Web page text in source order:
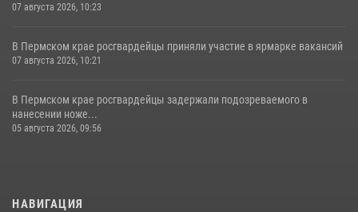
07 августа 2026, 10:23
В Пермском крае росгвардейцы приняли участие в ярмарке вакансий
07 августа 2026, 10:21
В Пермском крае росгвардейцы задержали подозреваемого в
нанесении ноже...
05 августа 2026, 09:56
НАВИГАЦИЯ